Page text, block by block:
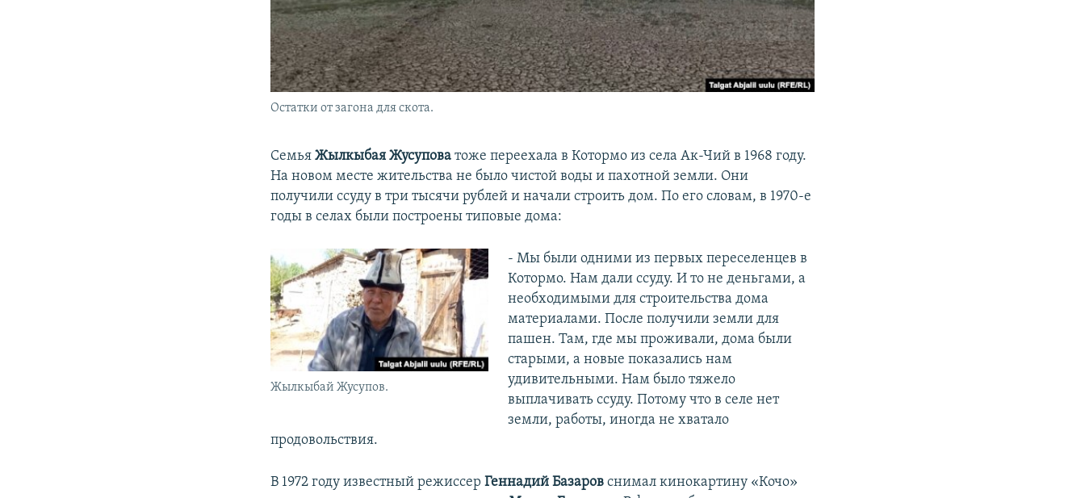
Остатки от загона для скота.
СемьяЖылкыбая Жусупова тоже переехала в Котормо из села Ак-Чий в 1968 году.
На новом месте жительства не было чистой воды и пахотной земли. Они
получили ссуду в три тысячи рублей и начали строить дом. По его словам, в 1970-е
годы в селах были построены типовые дома:
Жылкыбай Жусупов.
- Мы были одними из первых переселенцев в
Котормо. Нам дали ссуду. И то не деньгами, а
необходимыми для строительства дома
материалами. После получили земли для
пашен. Там, где мы проживали, дома были
старыми, а новые показались нам
удивительными. Нам было тяжело
выплачивать ссуду. Потому что в селе нет
земли, работы, иногда не хватало
продовольствия.
В 1972 году известный режиссерГеннадий Базаров снимал кинокартину «Кочо»